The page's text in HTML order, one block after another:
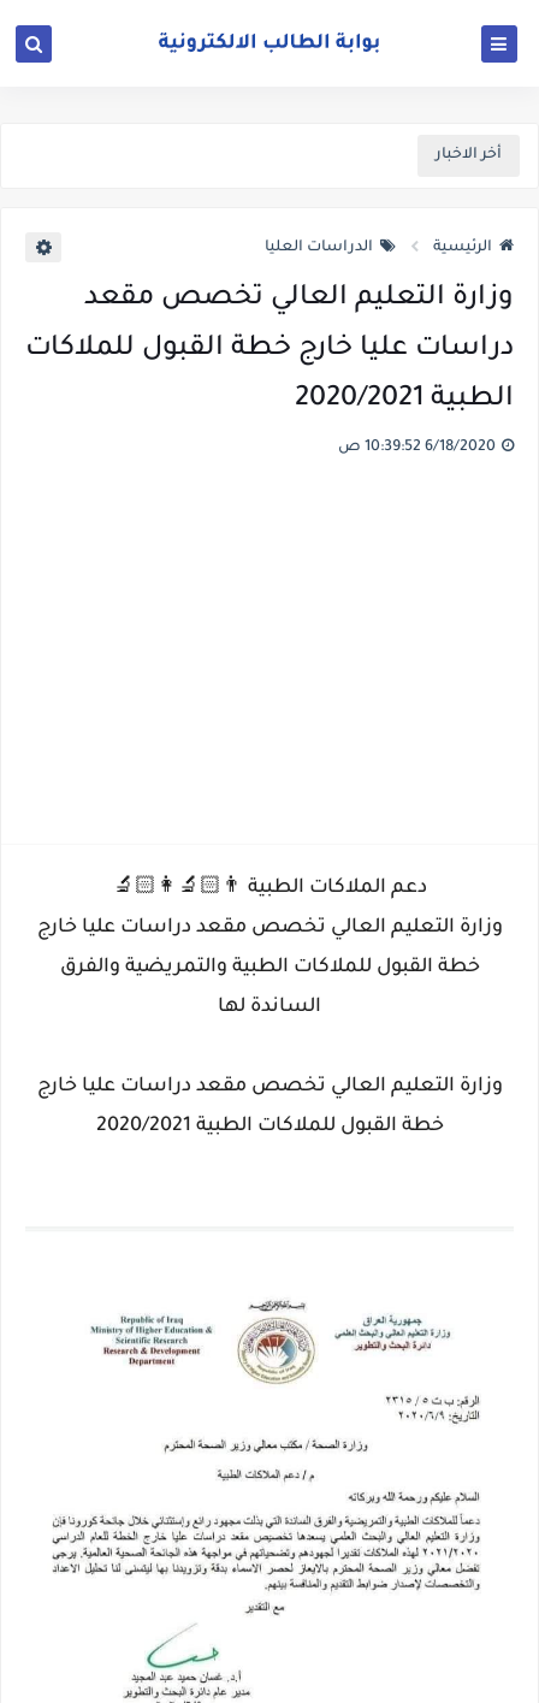
أخر الاخبار
الرئيسية الدراسات العليا
وزارة التعليم العالي تخصص مقعد
دراسات عليا خارج خطة القبول للملاكات
الطبية 2020/2021
دعم الملاكات الطبية 👨🏻‍🔬👩🏻‍🔬
وزارة التعليم العالي تخصص مقعد دراسات عليا خارج
خطة القبول للملاكات الطبية والتمريضية والفرق
الساندة لها
وزارة التعليم العالي تخصص مقعد دراسات عليا خارج
خطة القبول للملاكات الطبية 2020/2021